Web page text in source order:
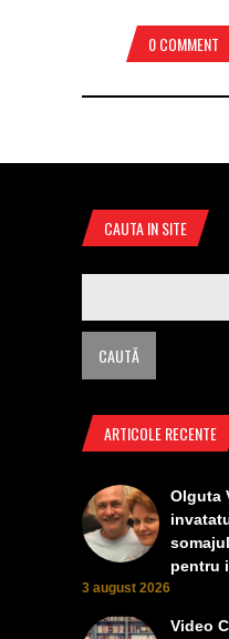
0 COMMENT
CAUTA IN SITE
ARTICOLE RECENTE
Olguta
pentru
3 august 2026
Video